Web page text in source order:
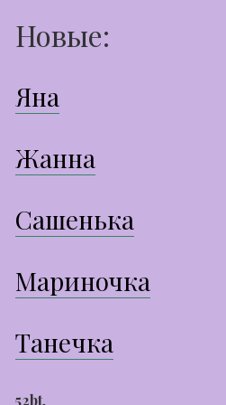
Новые:
Яна
Жанна
Сашенька
Мариночка
Танечка
52bt,